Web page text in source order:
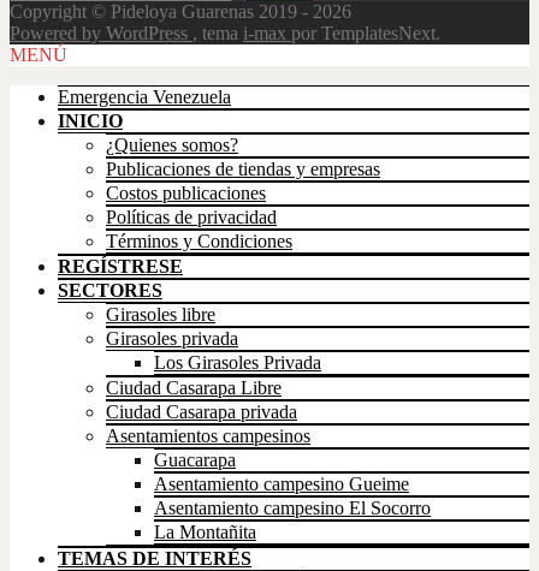
Copyright © Pideloya Guarenas 2019 - 2026
Powered by WordPress , tema i-max por TemplatesNext.
Scroll
MENÚ
Emergencia Venezuela
INICIO
¿Quienes somos?
Publicaciones de tiendas y empresas
Costos publicaciones
Políticas de privacidad
Términos y Condiciones
REGÍSTRESE
SECTORES
Girasoles libre
Girasoles privada
Los Girasoles Privada
Ciudad Casarapa Libre
Ciudad Casarapa privada
Asentamientos campesinos
Guacarapa
Asentamiento campesino Gueime
Asentamiento campesino El Socorro
La Montañita
TEMAS DE INTERÉS